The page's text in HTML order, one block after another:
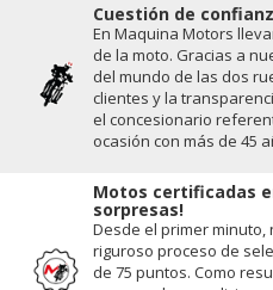
Cuestión de
En Maquina Motors
de la moto. Gracias a
del mundo de las dos
clientes y la
el concesionario
ocasión con más de 45
Motos certificadas
sorpresas!
Desde el primer
riguroso proceso de
de 75 puntos. Como